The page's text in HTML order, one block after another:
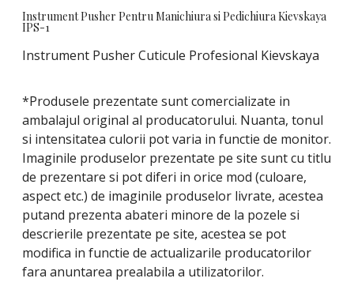
Instrument Pusher Pentru Manichiura si Pedichiura Kievskaya
IPS-1
Instrument Pusher Cuticule Profesional Kievskaya
*Produsele prezentate sunt comercializate in
ambalajul original al producatorului. Nuanta, tonul
si intensitatea culorii pot varia in functie de monitor.
Imaginile produselor prezentate pe site sunt cu titlu
de prezentare si pot diferi in orice mod (culoare,
aspect etc.) de imaginile produselor livrate, acestea
putand prezenta abateri minore de la pozele si
descrierile prezentate pe site, acestea se pot
modifica in functie de actualizarile producatorilor
fara anuntarea prealabila a utilizatorilor.